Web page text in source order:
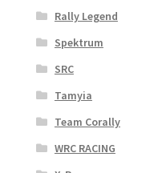
Rally Legend
Spektrum
SRC
Tamyia
Team Corally
WRC RACING